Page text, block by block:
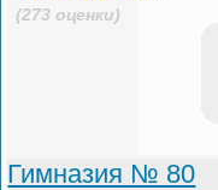
(273 оценки)
Гимназия № 80